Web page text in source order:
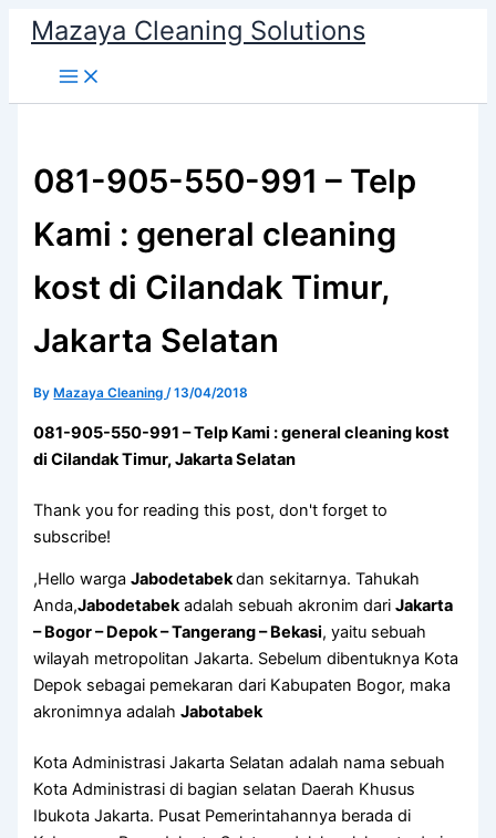
content
Mazaya Cleaning Solutions
081-905-550-991 – Telp
Kami : general cleaning
kost di Cilandak Timur,
Jakarta Selatan
By Mazaya Cleaning/13/04/2018
081-905-550-991 – Telp Kami : general cleaning kost
di Cilandak Timur, Jakarta Selatan
Thank you for reading this post, don't forget to
subscribe!
,Hello wargaJabodetabekdan sekitarnya. Tahukah
Anda,Jabodetabekadalah sebuah akronim dariJakarta
– Bogor – Depok – Tangerang – Bekasi, yaitu sebuah
wilayah metropolitan Jakarta. Sebelum dibentuknya Kota
Depok sebagai pemekaran dari Kabupaten Bogor, maka
akronimnya adalahJabotabek
Kota Administrasi Jakarta Selatan adalah nama sebuah
Kota Administrasi di bagian selatan Daerah Khusus
Ibukota Jakarta. Pusat Pemerintahannya berada di